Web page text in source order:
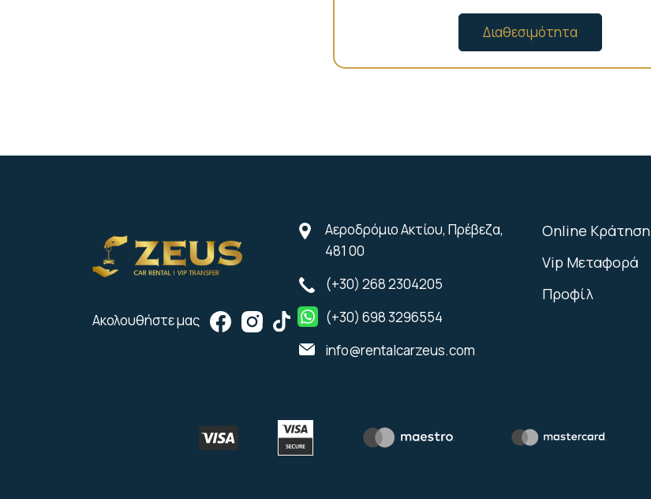
Ακολουθήστε μας
Αεροδρόμιο Ακτίου, Πρέβεζα,
481 00
(+30) 268 2304205
(+30) 698 3296554
info@rentalcarzeus.com
Online Κράτηση
Vip Μεταφορά
Προφίλ